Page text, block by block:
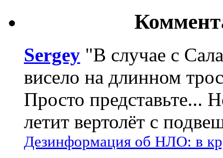
Sergey "В случае с
висело на длинном
Просто представьте...
летит вертолёт с
Дезинформация об НЛО: в